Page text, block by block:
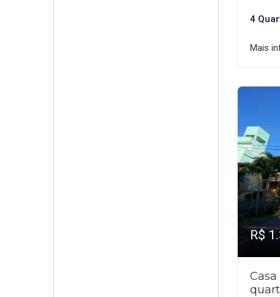
4
Mais
R$